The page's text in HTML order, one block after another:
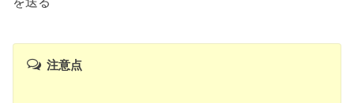
注意点